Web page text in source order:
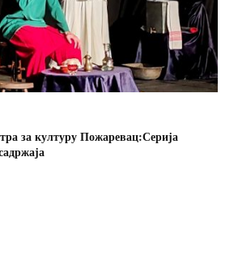
за културу Пожаревац:Серија